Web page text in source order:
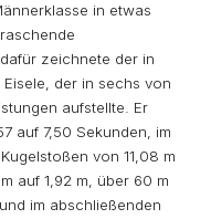
in etwas
zeichnete der in
der in sechs von
aufstellte. Er
auf 7,50 Sekunden, im
von 11,08 m
auf 1,92 m, über 60 m
im abschließenden